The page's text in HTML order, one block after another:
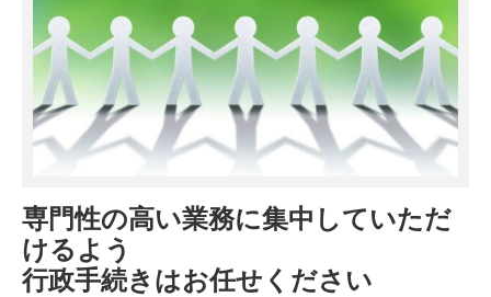
専門性の高い業務に集中していただ
けるよう
行政手続きはお任せください